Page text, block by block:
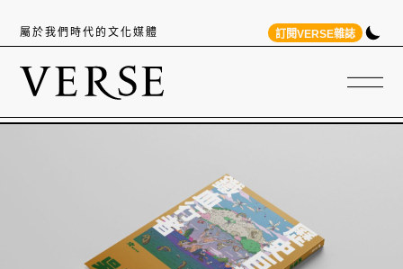
屬於我們時代的文化媒體 訂閱VERSE雜誌